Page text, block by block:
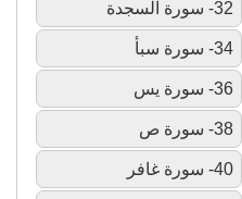
32- سورة السجدة
34- سورة سبأ
36- سورة يس
38- سورة ص
40- سورة غافر